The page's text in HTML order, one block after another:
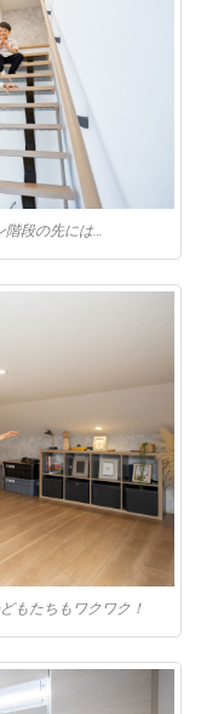
段の先には…
もたちもワクワク！